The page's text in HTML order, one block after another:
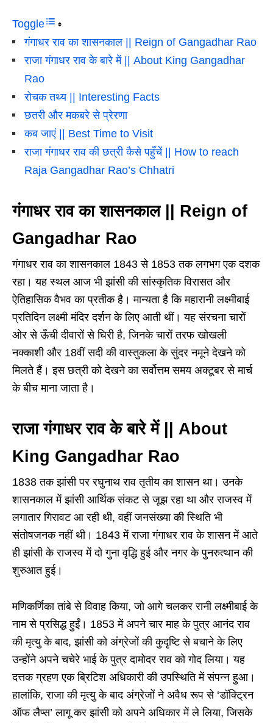
Toggle
गंगाधर राव का शासनकाल || Reign of Gangadhar Rao
राजा गंगाधर राव के बारे में || About King Gangadhar
Rao
रोचक तथ्य || Interesting Facts
छतरी और मकबरे से प्रेरणा
कब जाएं || Best Time to Visit
राजा गंगाधर राव की छत्री कैसे पहुँचें || How to reach
Raja Gangadhar Rao’s Chhatri
गंगाधर राव का शासनकाल|| Reign of
Gangadhar Rao
गंगाधर राव का शासनकाल 1843 से 1853 तक लगभग एक दशक
रहा। यह स्थल आज भी झांसी की सांस्कृतिक विरासत और
ऐतिहासिक वैभव का प्रतीक है। मान्यता है कि महारानी लक्ष्मीबाई
प्रतिदिन लक्ष्मी मंदिर दर्शन के लिए आती थीं। यह संरचना चारों
ओर से ऊँची दीवारों से घिरी है, जिनके चारों तरफ खोखली
नक्काशी और 18वीं सदी की वास्तुकला के सुंदर नमूने देखने को
मिलते हैं। इस छत्री को देखने का सर्वोत्तम समय अक्टूबर से मार्च
के बीच माना जाता है।
राजा गंगाधर राव के बारे में|| About
King Gangadhar Rao
1838 तक झांसी पर रघुनाथ राव तृतीय का शासन था। उनके
शासनकाल में झांसी आर्थिक संकट से जूझ रहा था और राजस्व में
लगातार गिरावट आ रही थी, वहीं जनसंख्या की स्थिति भी
संतोषजनक नहीं थी। 1843 में राजा गंगाधर राव के शासन में आते
ही झांसी के राजस्व में दो गुना वृद्धि हुई और नगर के पुनरुत्थान की
शुरुआत हुई।
मणिकर्णिका तांबे से विवाह किया, जो आगे चलकर रानी लक्ष्मीबाई के
नाम से प्रसिद्ध हुईं। 1853 में अपने चार माह के पुत्र आनंद राव
की मृत्यु के बाद, झांसी को अंग्रेजों की कुदृष्टि से बचाने के लिए
उन्होंने अपने चचेरे भाई के पुत्र दामोदर राव को गोद लिया। यह
दत्तक ग्रहण एक ब्रिटिश अधिकारी की उपस्थिति में संपन्न हुआ।
हालांकि, राजा की मृत्यु के बाद अंग्रेजों ने अवैध रूप से ‘डॉक्ट्रिन
ऑफ लैप्स’ लागू कर झांसी को अपने अधिकार में ले लिया, जिसके